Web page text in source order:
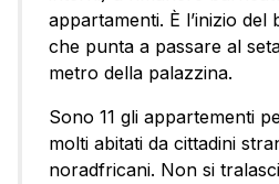
appartamenti. È l’inizio
che punta a passare al
metro della palazzina.
Sono 11 gli appartementi
molti abitati da cittadini
noradfricani. Non si